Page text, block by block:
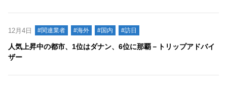
12月4日 #関連業者 #海外 #国内 #訪日
人気上昇中の都市、1位はダナン、6位に那覇－トリップアドバイ
ザー